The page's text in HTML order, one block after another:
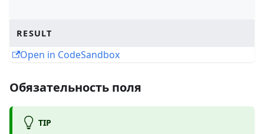
RESULT
Open in CodeSandbox
Обязательность поля
TIP